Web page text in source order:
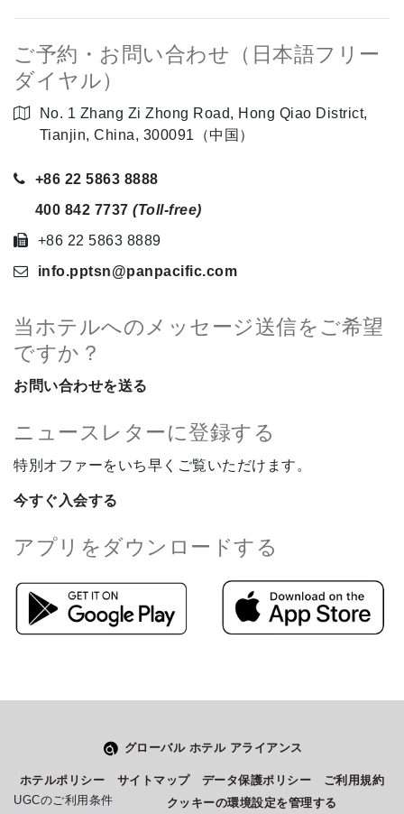
ご予約・お問い合わせ（日本語フリー
ダイヤル）
No. 1 Zhang Zi Zhong Road, Hong Qiao District,
Tianjin, China, 300091（中国）
+86 22 5863 8888
400 842 7737 (Toll-free)
+86 22 5863 8889
info.pptsn@panpacific.com
当ホテルへのメッセージ送信をご希望
ですか？
お問い合わせを送る
ニュースレターに登録する
特別オファーをいち早くご覧いただけます。
今すぐ入会する
アプリをダウンロードする
グローバル ホテル アライアンス
ホテルポリシー サイトマップ データ保護ポリシー
ご利用規約
UGCのご利用条件
クッキーの環境設定を管理する
このサイトでの経験をどのように評価しますか？
Select
an
option